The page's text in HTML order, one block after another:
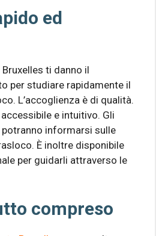
ed
ti danno il
per studiare rapidamente il
L’accoglienza è di qualità.
e intuitivo. Gli
informarsi sulle
È inoltre disponibile
per guidarli attraverso le
compreso